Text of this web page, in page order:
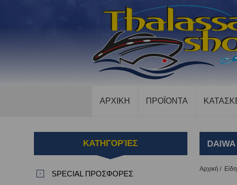
ΑΡΧΙΚΗ ΠΡΟΪΟΝΤΑ
DAIWA
Αρχική /
ΚΑΤΗΓΟΡΊΕΣ
SPECIAL ΠΡΟΣΦΟΡΕΣ